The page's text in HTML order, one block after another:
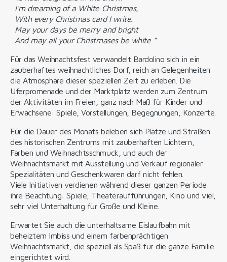
I'm dreaming of a White Christmas,
With every Christmas card I write.
May your days be merry and bright
And may all your Christmases be white "
Für das Weihnachtsfest verwandelt Bardolino sich in ein
zauberhaftes weihnachtliches Dorf, reich an Gelegenheiten
die Atmosphäre dieser speziellen Zeit zu erleben. Die
Uferpromenade und der Marktplatz werden zum Zentrum
der Aktivitäten im Freien, ganz nach Maß für Kinder und
Erwachsene: Spiele, Vorstellungen, Begegnungen, Konzerte.
Für die Dauer des Monats beleben sich Plätze und Straßen
des historischen Zentrums mit zauberhaften Lichtern,
Farben und Weihnachtsschmuck, und auch der
Weihnachtsmarkt mit Ausstellung und Verkauf regionaler
Spezialitäten und Geschenkwaren darf nicht fehlen.
Viele Initiativen verdienen während dieser ganzen Periode
ihre Beachtung: Spiele, Theateraufführungen, Kino und viel,
sehr viel Unterhaltung für Große und Kleine.
Erwartet Sie auch die unterhaltsame Eislaufbahn mit
beheiztem Imbiss und einem farbenprächtigen
Weihnachtsmarkt, die speziell als Spaß für die ganze Familie
eingerichtet wird.